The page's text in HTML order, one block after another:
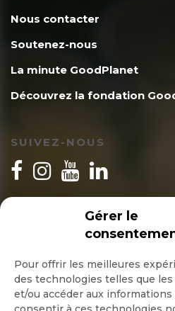
Gérer le
Pour offrir les meilleures
des technologies telles que
et/ou accéder aux
Nous contacter
Soutenez-nous
La minute GoodPlanet
Découvrez la fondation
SUIVEZ-NOUS
INSCRIPTION
Quotidienne